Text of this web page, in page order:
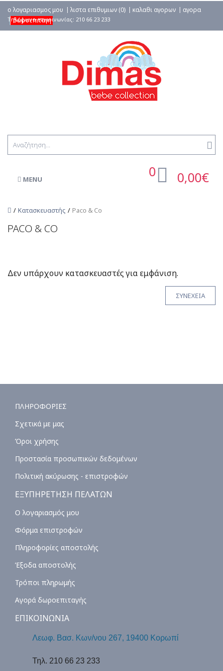
ο λογαριασμος μου λιστα επιθυμιων (0) καλαθι αγορων
αγορα
δωροεπιταγη
0 0,00€
MENU
Κατασκευαστής Paco & Co
PACO & CO
Δεν υπάρχουν κατασκευαστές για εμφάνιση.
ΣΥΝΕΧΕΙΑ
ΠΛΗΡΟΦΟΡΙΕΣ
Σχετικά με μας
Όροι χρήσης
Προστασία προσωπικών δεδομένων
Πολιτική ακύρωσης - επιστροφών
ΕΞΥΠΗΡΕΤΗΣΗ ΠΕΛΑΤΩΝ
Ο λογαριασμός μου
Φόρμα επιστροφών
Πληροφορίες αποστολής
Έξοδα αποστολής
Τρόποι πληρωμής
Αγορά δωροεπιταγής
ΕΠΙΚΟΙΝΩΝΙΑ
Λεωφ. Βασ. Κων/νου 267, 19400 Κορωπί
Τηλ. 210 66 23 233